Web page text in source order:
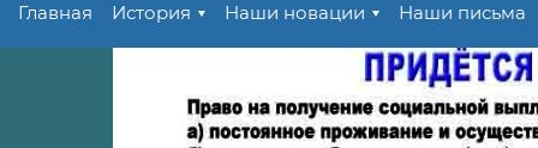
Главная История Наши новации Наши письма